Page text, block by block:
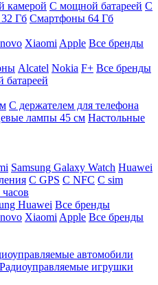
камерой С мощной батареей С
Гб Смартфоны 64 Гб
Xiaomi Apple Все бренды
Alcatel Nokia F+ Все бренды
батареей
C держателем для телефона
лампы 45 см Настольные
Samsung Galaxy Watch Huawei
C GPS C NFC C sim
Huawei Все бренды
Xiaomi Apple Все бренды
автомобили
Радиоуправляемые игрушки